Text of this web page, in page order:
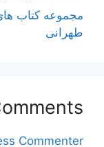
مجموعه کتاب
طهرانی
Commenter